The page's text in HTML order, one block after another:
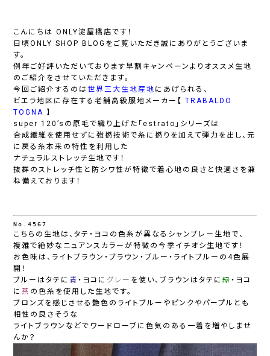
こんにちは ONLY淀屋橋店です！
日頃ONLY SHOP BLOGをご覧いただき誠にありがとうございま
す。
例年ご好評いただいております早割キャンペーンよりオススメ生地
のご紹介をさせていただきます。
今回ご紹介するのは世界三大生地産地 にあげられる、
ビエラ地区に存在する老舗高級服地メーカー【 TRABALDO
TOGNA 】
super 120’sの原毛で織り上げた「estrato」シリーズは
合成繊維を使用せずに強撚技術で糸に撚りを加えて弾力を出し、元
に戻る糸本来の特性を利用した
ナチュラルストレッチ生地です！
抜群のストレッチ性と防シワ性が特徴で着心地の良さと快適さを兼
ね備えております！
No.4567
こちらの生地は、タテ・ヨコの色糸が異なるシャンブレー生地で、
複雑で絶妙なニュアンスカラーが特徴の今季イチオシ生地です！
お色味は、ライトブラウン・ブラウン・ブルー・ライトブルーの4色展
開！
ブルーはタテに 青 ・ヨコに グレー を使い、ブラウンはタテに緑 ・ヨコ
に茶 の色糸を使用した生地です。
ブロンズを感じさせる艶色のライトブルーやピンクやパープルとも
相性の良さそうな
ライトブラウンなどでワードローブに色気のある一着を増やしませ
んか？